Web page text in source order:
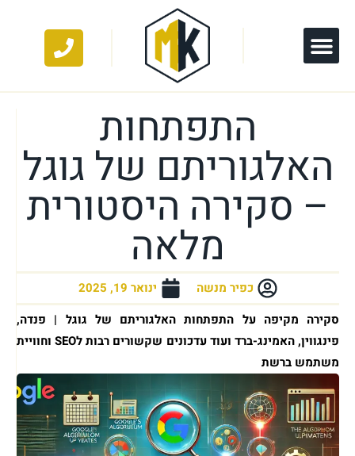
התפתחות
האלגוריתם של גוגל
– סקירה היסטורית
מלאה
כפיר מנשה
ינואר 19, 2025
סקירה מקיפה על התפתחות האלגוריתם של גוגל | פנדה,
פינגווין, האמינג-ברד ועוד עדכונים שקשורים רבות לSEO וחוויית
משתמש ברשת